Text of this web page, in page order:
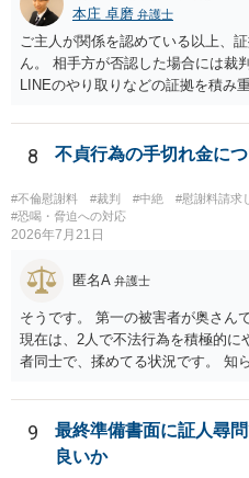
いるのであれば，どのような内容
書士との協議になると思います。
の見極めや，相手方は性交類似行
定しているのかによって，考え方
あれば，本人（行政書士でも同じ
り変わらないように思います。減
もよいように思いますが，ゼロか
しかなくなるようにも思います。
談して進めることを検討した方がよ
本庄 卓磨 弁護士
ご主人が関係を認めている以上、
ん。 相手方が否認した場合には裁
LINEのやり取りなどの証拠を積み
個別の事情によりますので、お早
すめします。
8 不貞行為の手切れ金に
#不倫慰謝料 #裁判 #中絶 #慰謝料請求
#恐喝・脅迫への対応
2026年7月21日
匿名A 弁護士
そうです。 第一の被害者が奥さん
現在は、2人で不法行為を積極的に
者同士で、揉めてる状況です。 知
というだけですから。
9
最終準備書面に証人尋
良いか